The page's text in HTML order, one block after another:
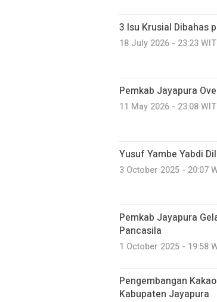
3 Isu Krusial Dibahas
18 July 2026 - 23:23 WIT
Pemkab Jayapura
11 May 2026 - 23:08 WIT
Yusuf Yambe Yabdi
3 October 2025 - 20:07
Pemkab Jayapura
Pancasila
1 October 2025 - 19:58
Pengembangan
Kabupaten Jayapura